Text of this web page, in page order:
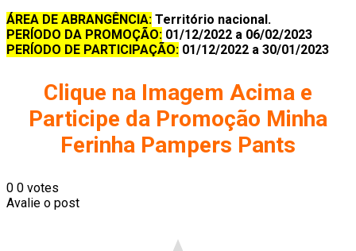
ÁREA DE ABRANGÊNCIA: Território nacional.
PERÍODO DA PROMOÇÃO: 01/12/2022 a 06/02/2023
PERÍODO DE PARTICIPAÇÃO: 01/12/2022 a 30/01/2023
Clique na Imagem Acima e
Participe da Promoção Minha
Ferinha Pampers Pants
0 0 votes
Avalie o post